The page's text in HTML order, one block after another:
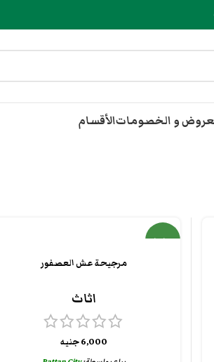
و الخصوماتالأقسام
جديد
مرجيحة عش العصفور
اثاث
6,000جنيه